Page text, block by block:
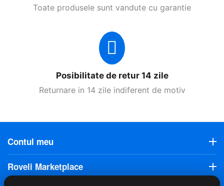
Toate produsele sunt vandute cu garantie
Posibilitate de retur 14 zile
Returnare in 14 zile indiferent de motiv
Contul meu
Roveli Marketplace